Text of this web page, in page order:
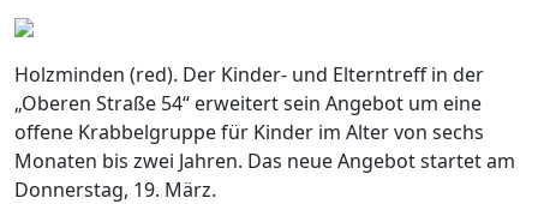
Holzminden (red). Der Kinder- und Elterntreff in der
„Oberen Straße 54“ erweitert sein Angebot um eine
offene Krabbelgruppe für Kinder im Alter von sechs
Monaten bis zwei Jahren. Das neue Angebot startet am
Donnerstag, 19. März.